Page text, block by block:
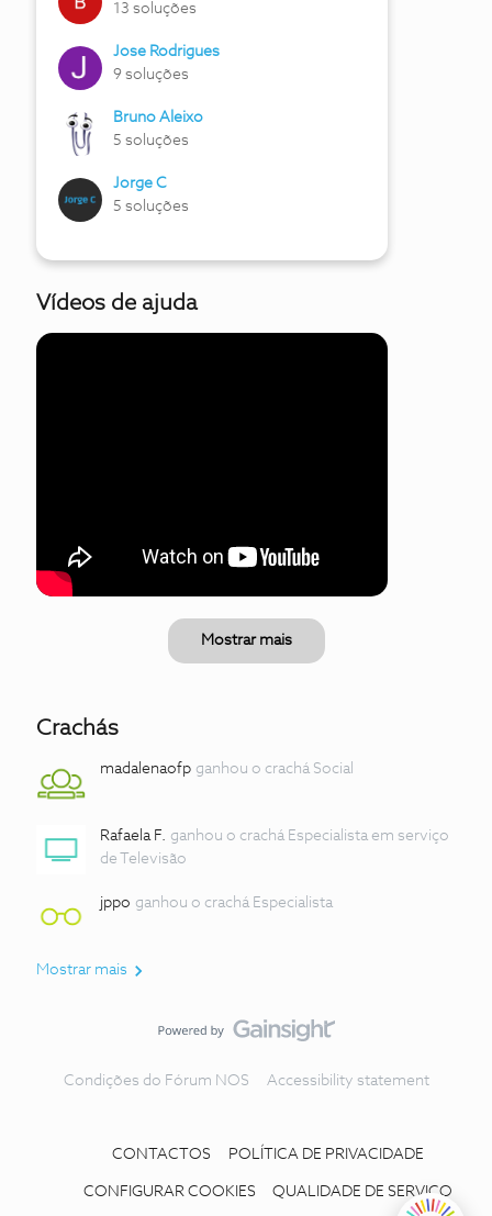
13 soluções
Jose Rodrigues
9 soluções
Bruno Aleixo
5 soluções
Jorge C
5 soluções
Vídeos de ajuda
Mostrar mais
Crachás
madalenaofp ganhou o crachá Social
Rafaela F. ganhou o crachá Especialista em serviço
de Televisão
jppo ganhou o crachá Especialista
Mostrar mais
Condições do Fórum NOS Accessibility statement
CONTACTOS POLÍTICA DE PRIVACIDADE
CONFIGURAR COOKIES QUALIDADE DE SERVIÇO